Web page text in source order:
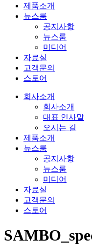
제품소개
뉴스룸
공지사항
뉴스룸
미디어
자료실
고객문의
스토어
회사소개
회사소개
대표 인사말
오시는 길
제품소개
뉴스룸
공지사항
뉴스룸
미디어
자료실
고객문의
스토어